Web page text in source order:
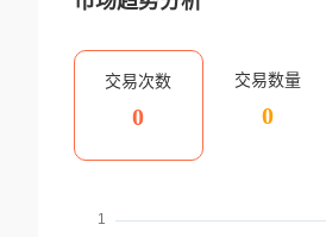
交易次数
0
交易数量
0